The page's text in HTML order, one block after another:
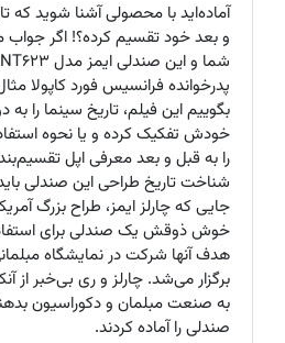
آماده‌اید با محصولی آشنا شوید که
و بعد خود تقسیم کرده؟! اگر
شما و این صندلی ایمز مدل
پدرخوانده فرانسیس فورد کاپولا
بگوییم این فیلم، تاریخ سینما را
خودش تفکیک کرده و یا نحوه
را به قبل و بعد معرفی اپل
جایی که چارلز ایمز، طراح بزرگ
خوش ذوقش یک صندلی برای
هدف آنها شرکت در نمایشگاه
برگزار می‌شد. چارلز و ری بی‌خبر از
به صنعت مبلمان و دکوراسیون
صندلی را آماده کردند.